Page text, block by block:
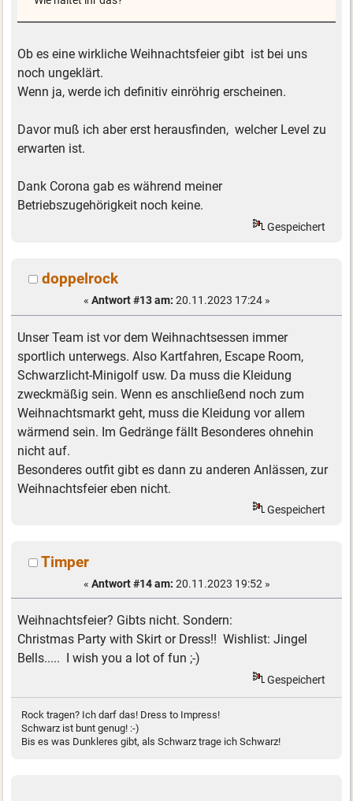
Ob es eine wirkliche Weihnachtsfeier gibt ist bei uns
noch ungeklärt.
Wenn ja, werde ich definitiv einröhrig erscheinen.
Davor muß ich aber erst herausfinden, welcher Level zu
erwarten ist.
Dank Corona gab es während meiner
Betriebszugehörigkeit noch keine.
Gespeichert
doppelrock
« Antwort #13 am: 20.11.2023 17:24 »
Unser Team ist vor dem Weihnachtsessen immer
sportlich unterwegs. Also Kartfahren, Escape Room,
Schwarzlicht-Minigolf usw. Da muss die Kleidung
zweckmäßig sein. Wenn es anschließend noch zum
Weihnachtsmarkt geht, muss die Kleidung vor allem
wärmend sein. Im Gedränge fällt Besonderes ohnehin
nicht auf.
Besonderes outfit gibt es dann zu anderen Anlässen, zur
Weihnachtsfeier eben nicht.
Gespeichert
Timper
« Antwort #14 am: 20.11.2023 19:52 »
Weihnachtsfeier? Gibts nicht. Sondern:
Christmas Party with Skirt or Dress!! Wishlist: Jingel
Bells..... I wish you a lot of fun ;-)
Gespeichert
Rock tragen? Ich darf das! Dress to Impress!
Schwarz ist bunt genug! :-)
Bis es was Dunkleres gibt, als Schwarz trage ich Schwarz!